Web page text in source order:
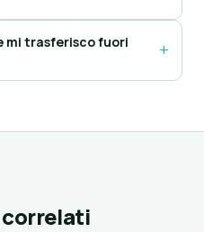
mi trasferisco fuori